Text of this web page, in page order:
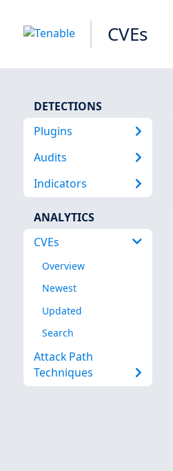
CVEs
DETECTIONS
Plugins
Audits
Indicators
ANALYTICS
CVEs
Overview
Newest
Updated
Search
Attack Path
Techniques